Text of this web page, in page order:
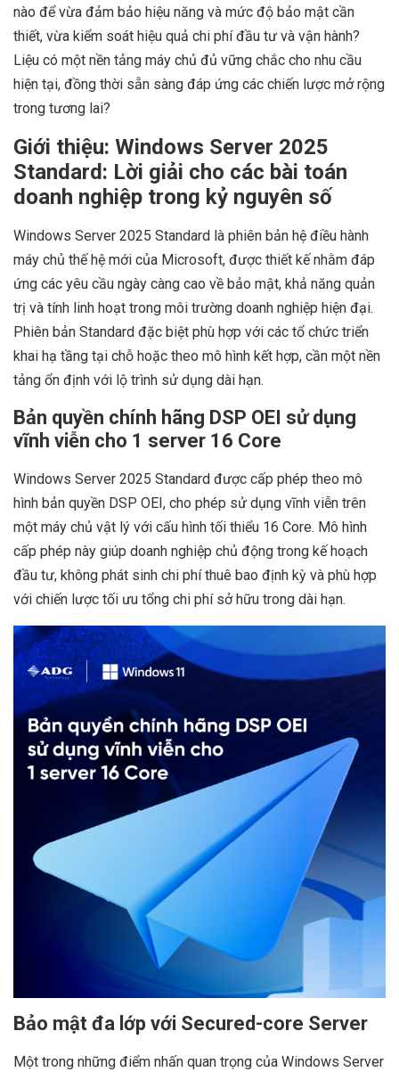
nào để vừa đảm bảo hiệu năng và mức độ bảo mật cần
thiết, vừa kiểm soát hiệu quả chi phí đầu tư và vận hành?
Liệu có một nền tảng máy chủ đủ vững chắc cho nhu cầu
hiện tại, đồng thời sẵn sàng đáp ứng các chiến lược mở rộng
trong tương lai?
Giới thiệu: Windows Server 2025
Standard: Lời giải cho các bài toán
doanh nghiệp trong kỷ nguyên số
Windows Server 2025 Standard là phiên bản hệ điều hành
máy chủ thế hệ mới của Microsoft, được thiết kế nhằm đáp
ứng các yêu cầu ngày càng cao về bảo mật, khả năng quản
trị và tính linh hoạt trong môi trường doanh nghiệp hiện đại.
Phiên bản Standard đặc biệt phù hợp với các tổ chức triển
khai hạ tầng tại chỗ hoặc theo mô hình kết hợp, cần một nền
tảng ổn định với lộ trình sử dụng dài hạn.
Bản quyền chính hãng DSP OEI sử dụng
vĩnh viễn cho 1 server 16 Core
Windows Server 2025 Standard được cấp phép theo mô
hình bản quyền DSP OEI, cho phép sử dụng vĩnh viễn trên
một máy chủ vật lý với cấu hình tối thiểu 16 Core. Mô hình
cấp phép này giúp doanh nghiệp chủ động trong kế hoạch
đầu tư, không phát sinh chi phí thuê bao định kỳ và phù hợp
với chiến lược tối ưu tổng chi phí sở hữu trong dài hạn.
Bảo mật đa lớp với Secured-core Server
Một trong những điểm nhấn quan trọng của Windows Server